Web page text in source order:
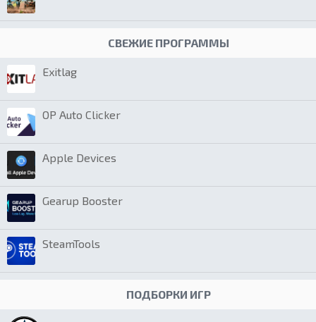
СВЕЖИЕ ПРОГРАММЫ
Exitlag
OP Auto Clicker
Apple Devices
Gearup Booster
SteamTools
ПОДБОРКИ ИГР